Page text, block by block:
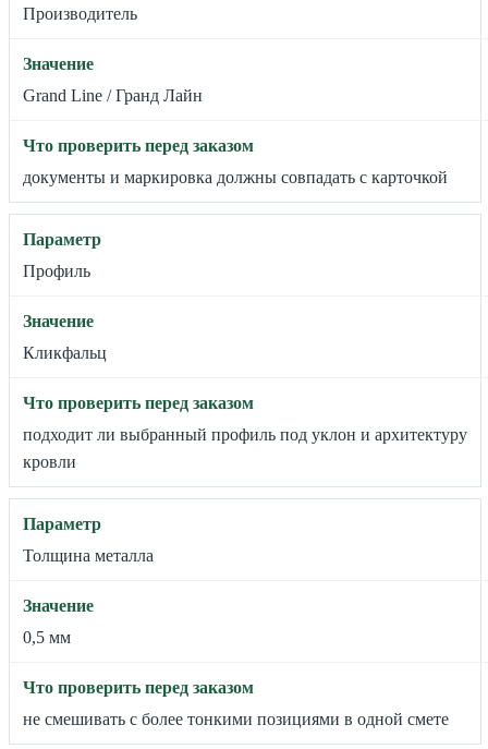
Производитель
Grand Line / Гранд Лайн
документы и маркировка должны совпадать с карточкой
Профиль
Кликфальц
подходит ли выбранный профиль под уклон и архитектуру
кровли
Толщина металла
0,5 мм
не смешивать с более тонкими позициями в одной смете